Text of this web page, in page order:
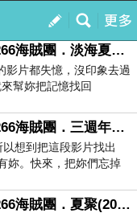
我的
訂閱
【致青春-EP07】2266海賊團．淡海夏之旅(2004)|愛你|校門外的夢。
影片都失憶，沒印象去過
幫妳把記憶找回
【致青春-EP06】2266海賊團．三週年特別企劃(2006)|香水百合|我們的紀念日。
以想到把這段影片找出
妳。快來，把妳們忘掉
【致青春-EP04】2266海賊團．夏聚(2007)/自來水博物館|甜甜的。